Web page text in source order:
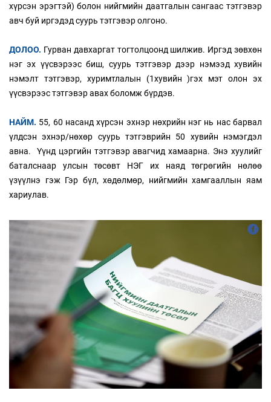
хүрсэн эрэгтэй) болон нийгмийн даатгалын сангаас тэтгэвэр
авч буй иргэдэд суурь тэтгэвэр олгоно.
ДОЛОО. Гурван давхаргат тогтолцоонд шилжив. Иргэд зөвхөн
нэг эх үүсвэрээс биш, суурь тэтгэвэр дээр нэмээд хувийн
нэмэлт тэтгэвэр, хуримтлалын (1хувийн )гэх мэт олон эх
үүсвэрээс тэтгэвэр авах боломж бүрдэв.
НАЙМ. 55, 60 насанд хүрсэн эхнэр нөхрийн нэг нь нас барвал
үлдсэн эхнэр/нөхөр суурь тэтгэврийн 50 хувийн нэмэгдэл
авна. Үүнд цэргийн тэтгэвэр авагчид хамаарна. Энэ хуулийг
баталснаар улсын төсөвт НЭГ их наяд төгрөгийн нөлөө
үзүүлнэ гэж Гэр бүл, хөдөлмөр, нийгмийн хамгааллын яам
хариулав.